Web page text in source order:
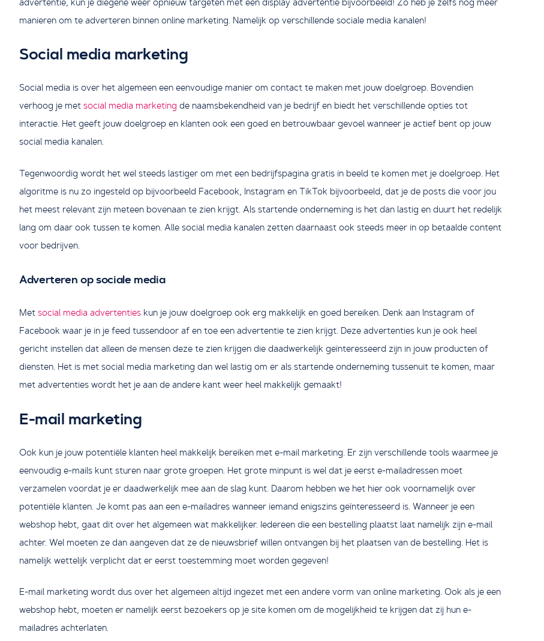
manieren om te adverteren binnen online marketing. Namelijk op verschillende sociale media kanalen!
Social media marketing
Social media is over het algemeen een eenvoudige manier om contact te maken met jouw doelgroep. Bovendien
verhoog je met social media marketing de naamsbekendheid van je bedrijf en biedt het verschillende opties tot
interactie. Het geeft jouw doelgroep en klanten ook een goed en betrouwbaar gevoel wanneer je actief bent op jouw
social media kanalen.
Tegenwoordig wordt het wel steeds lastiger om met een bedrijfspagina gratis in beeld te komen met je doelgroep. Het
algoritme is nu zo ingesteld op bijvoorbeeld Facebook, Instagram en TikTok bijvoorbeeld, dat je de posts die voor jou
het meest relevant zijn meteen bovenaan te zien krijgt. Als startende onderneming is het dan lastig en duurt het redelijk
lang om daar ook tussen te komen. Alle social media kanalen zetten daarnaast ook steeds meer in op betaalde content
voor bedrijven.
Adverteren op sociale media
Met social media advertenties kun je jouw doelgroep ook erg makkelijk en goed bereiken. Denk aan Instagram of
Facebook waar je in je feed tussendoor af en toe een advertentie te zien krijgt. Deze advertenties kun je ook heel
gericht instellen dat alleen de mensen deze te zien krijgen die daadwerkelijk geïnteresseerd zijn in jouw producten of
diensten. Het is met social media marketing dan wel lastig om er als startende onderneming tussenuit te komen, maar
met advertenties wordt het je aan de andere kant weer heel makkelijk gemaakt!
E-mail marketing
Ook kun je jouw potentiële klanten heel makkelijk bereiken met e-mail marketing. Er zijn verschillende tools waarmee je
eenvoudig e-mails kunt sturen naar grote groepen. Het grote minpunt is wel dat je eerst e-mailadressen moet
verzamelen voordat je er daadwerkelijk mee aan de slag kunt. Daarom hebben we het hier ook voornamelijk over
potentiële klanten. Je komt pas aan een e-mailadres wanneer iemand enigszins geïnteresseerd is. Wanneer je een
webshop hebt, gaat dit over het algemeen wat makkelijker. Iedereen die een bestelling plaatst laat namelijk zijn e-mail
achter. Wel moeten ze dan aangeven dat ze de nieuwsbrief willen ontvangen bij het plaatsen van de bestelling. Het is
namelijk wettelijk verplicht dat er eerst toestemming moet worden gegeven!
E-mail marketing wordt dus over het algemeen altijd ingezet met een andere vorm van online marketing. Ook als je een
webshop hebt, moeten er namelijk eerst bezoekers op je site komen om de mogelijkheid te krijgen dat zij hun e-
mailadres achterlaten.